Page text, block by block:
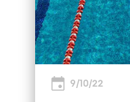
9/10/22